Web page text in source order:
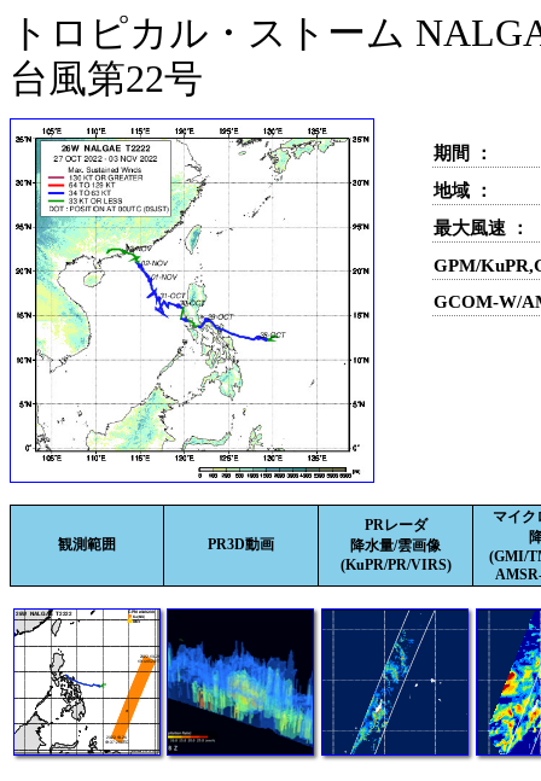
トロピカル・ストーム
台風第22号
期間 ：
地域 ：
最大風速 ：
GPM/
GCOM-W/
観測範囲 PR3D動画
PRレーダ
降水量/雲画像
(KuPR/PR/VIRS)
マイク
(GMI/